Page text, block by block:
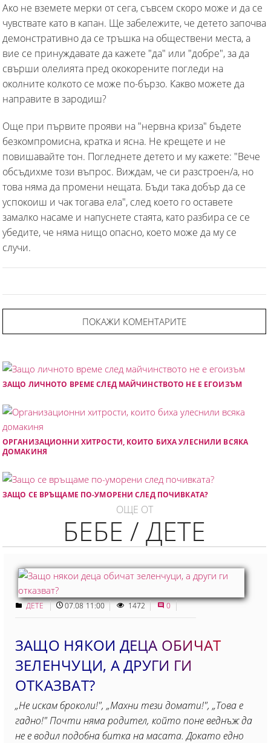
Ако не вземете мерки от сега, съвсем скоро може и да се
чувствате като в капан. Ще забележите, че детето започва
демонстративно да се тръшка на обществени места, а
вие се принуждавате да кажете "да" или "добре", за да
свърши олелията пред ококорените погледи на
околните колкото се може по-бързо. Какво можете да
направите в зародиш?
Още при първите прояви на "нервна криза" бъдете
безкомпромисна, кратка и ясна. Не крещете и не
повишавайте тон. Погледнете детето и му кажете: "Вече
обсъдихме този въпрос. Виждам, че си разстроен/а, но
това няма да промени нещата. Бъди така добър да се
успокоиш и чак тогава ела", след което го оставете
замалко насаме и напуснете стаята, като разбира се се
убедите, че няма нищо опасно, което може да му се
случи.
ПОКАЖИ КОМЕНТАРИТЕ
ЗАЩО ЛИЧНОТО ВРЕМЕ СЛЕД МАЙЧИНСТВОТО НЕ Е ЕГОИЗЪМ
ОРГАНИЗАЦИОННИ ХИТРОСТИ, КОИТО БИХА УЛЕСНИЛИ ВСЯКА
ДОМАКИНЯ
ЗАЩО СЕ ВРЪЩАМЕ ПО-УМОРЕНИ СЛЕД ПОЧИВКАТА?
ОЩЕ ОТ
БЕБЕ / ДЕТЕ
ДЕТЕ 07.08 11:00 1472 0
ЗАЩО НЯКОИ ДЕЦА ОБИЧАТ
ЗЕЛЕНЧУЦИ, А ДРУГИ ГИ
ОТКАЗВАТ?
„Не искам броколи!", „Махни тези домати!", „Това е
гадно!" Почти няма родител, който поне веднъж да
не е водил подобна битка на масата. Докато едно